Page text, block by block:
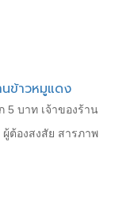
ข้าวหมูแดง
5 บาท เจ้าของร้าน
ต้องสงสัย สารภาพ